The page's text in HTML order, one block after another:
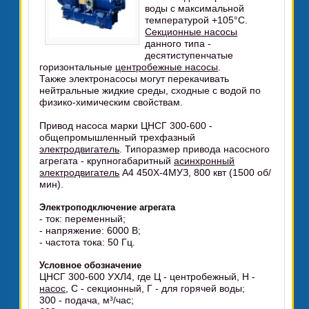
воды с максимальной
температурой +105°C.
Секционные насосы
данного типа -
десятиступенчатые
горизонтальные центробежные насосы
Также электронасосы могут перекачивать
нейтральные жидкие среды, сходные с водой по
физико-химическим свойствам.
Привод насоса марки ЦНСГ 300-600 -
общепромышленный трехфазный
электродвигатель . Типоразмер привода насосного
агрегата - крупногабаритныйасинхронный
электродвигатель А4 450Х-4МУЗ, 800 квт (1500 об/
мин).
Электроподключение агрегата
- ток: переменный;
- напряжение: 6000 В;
- частота тока: 50 Гц.
Условное обозначение
ЦНСГ 300-600 УХЛ4, где Ц - центробежный, Н -
насос , С - секционный, Г - для горячей воды;
300 - подача, м³/час;